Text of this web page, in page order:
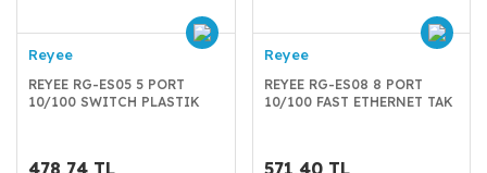
Reyee
REYEE RG-ES05 5 PORT
10/100 SWITCH PLASTIK
478,74 TL
Reyee
REYEE RG-ES08 8 PORT
10/100 FAST ETHERNET TAK
571,40 TL